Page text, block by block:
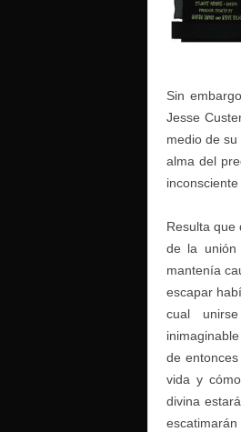
Sin
Jesse
medio de
alma del
Resulta que
de la
mantenía
escapar
cual
de
vida y
divina